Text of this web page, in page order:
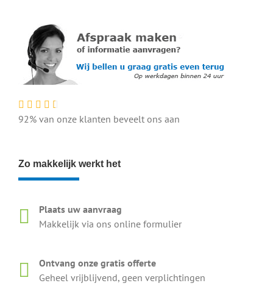
92% van onze klanten beveelt ons aan
Zo makkelijk werkt het
Plaats uw aanvraag
Makkelijk via ons online formulier
Ontvang onze gratis offerte
Geheel vrijblijvend, geen verplichtingen